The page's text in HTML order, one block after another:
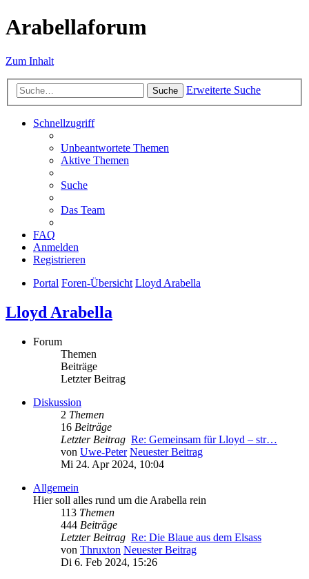
Arabellaforum
Zum Inhalt
Suche Erweiterte Suche
Schnellzugriff
Unbeantwortete Themen
Aktive Themen
Suche
Das Team
FAQ
Anmelden
Registrieren
Portal Foren-Übersicht Lloyd Arabella
Lloyd Arabella
Forum
Themen
Beiträge
Letzter Beitrag
Diskussion
2 Themen
16 Beiträge
Letzter Beitrag Re: Gemeinsam für Lloyd – str…
von Uwe-Peter Neuester Beitrag
Mi 24. Apr 2024, 10:04
Allgemein
Hier soll alles rund um die Arabella rein
113 Themen
444 Beiträge
Letzter Beitrag Re: Die Blaue aus dem Elsass
von Thruxton Neuester Beitrag
Di 6. Feb 2024, 15:26